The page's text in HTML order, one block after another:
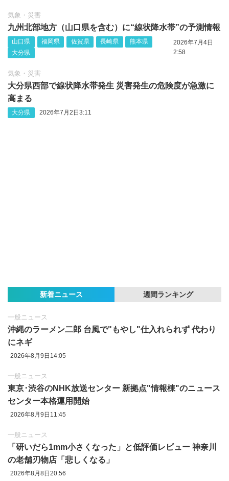
気象・災害
九州北部地方（山口県を含む）に“線状降水帯”の予測情報
山口県 福岡県 佐賀県 長崎県
熊本県
大分県
2026年7月4日
2:58
気象・災害
大分県西部で線状降水帯発生 災害発生の危険度が急激に
高まる
大分県 2026年7月2日3:11
新着ニュース 週間ランキング
一般ニュース
沖縄のラーメン二郎 台風で"もやし"仕入れられず 代わり
にネギ
2026年8月9日14:05
一般ニュース
東京‪･‬渋谷のNHK放送センター 新拠点"情報棟"のニュース
センター本格運用開始
2026年8月9日11:45
一般ニュース
「研いだら1mm小さくなった」と低評価レビュー 神奈川
の老舗刃物店「悲しくなる」
2026年8月8日20:56